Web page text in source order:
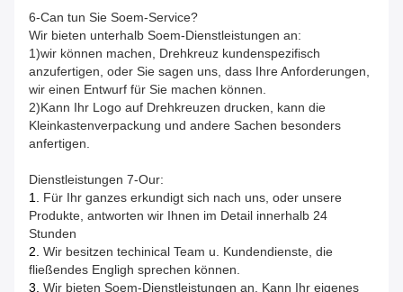
6-Can tun Sie Soem-Service?
Wir bieten unterhalb Soem-Dienstleistungen an:
1)wir können machen, Drehkreuz kundenspezifisch
anzufertigen, oder Sie sagen uns, dass Ihre Anforderungen,
wir einen Entwurf für Sie machen können.
2)Kann Ihr Logo auf Drehkreuzen drucken, kann die
Kleinkastenverpackung und andere Sachen besonders
anfertigen.
Dienstleistungen 7-Our:
1. Für Ihr ganzes erkundigt sich nach uns, oder unsere
Produkte, antworten wir Ihnen im Detail innerhalb 24
Stunden
2. Wir besitzen techinical Team u. Kundendienste, die
fließendes Engligh sprechen können.
3. Wir bieten Soem-Dienstleistungen an. Kann Ihr eigenes